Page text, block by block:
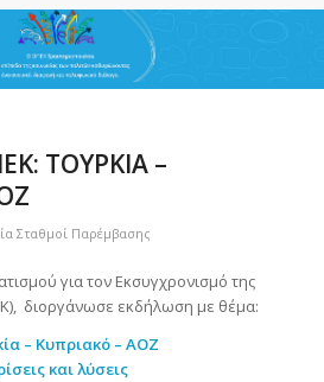
ΤΟΥΡΚΙΑ –
Σταθμοί Παρέμβασης
για τον Εκσυγχρονισμό της
διοργάνωσε εκδήλωση με θέμα:
– Κυπριακό – ΑΟΖ
και λύσεις